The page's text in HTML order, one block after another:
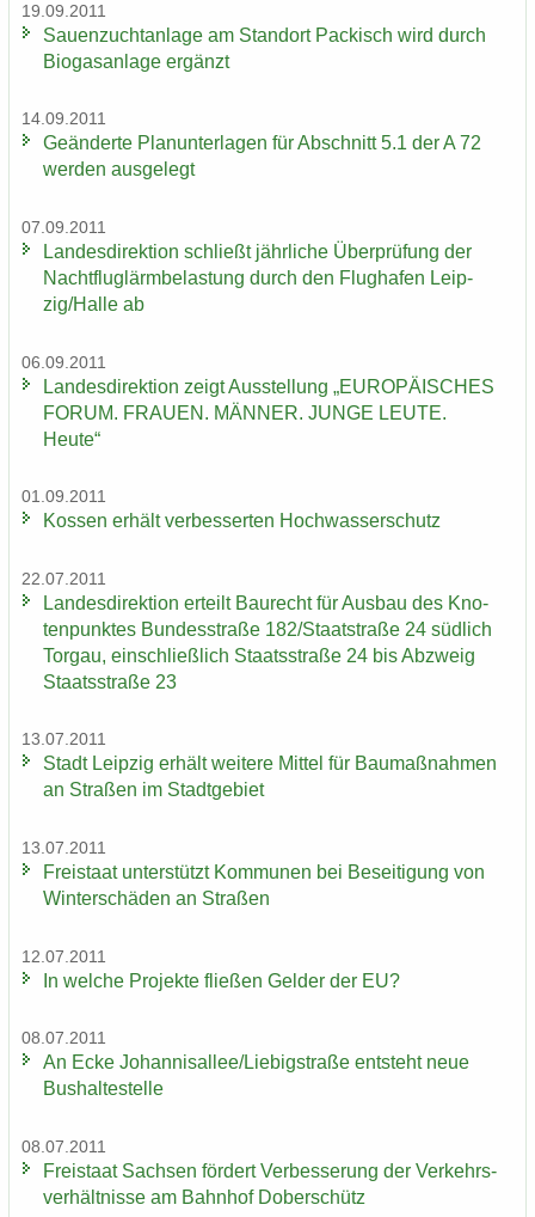
19.09.2011
Sauen­zucht­an­la­ge am Stand­ort Pa­ckisch wird durch
Bio­gas­an­la­ge er­gänzt
14.09.2011
Ge­än­der­te Plan­un­ter­la­gen für Ab­schnitt 5.1 der A 72
wer­den aus­ge­legt
07.09.2011
Lan­des­di­rek­ti­on schließt jähr­li­che Über­prü­fung der
Nacht­flug­lärm­be­las­tung durch den Flug­ha­fen Leip­
zig/Halle ab
06.09.2011
Lan­des­di­rek­ti­on zeigt Aus­stel­lung „EU­RO­PÄI­SCHES
FORUM. FRAU­EN. MÄN­NER. JUNGE LEUTE.
Heute“
01.09.2011
Kos­sen er­hält ver­bes­ser­ten Hoch­was­ser­schutz
22.07.2011
Lan­des­di­rek­ti­on er­teilt Bau­recht für Aus­bau des Kno­
ten­punk­tes Bun­des­stra­ße 182/Staat­stra­ße 24 süd­lich
Tor­gau, ein­schließ­lich Staats­stra­ße 24 bis Ab­zweig
Staats­stra­ße 23
13.07.2011
Stadt Leip­zig er­hält wei­te­re Mit­tel für Bau­maß­nah­men
an Stra­ßen im Stadt­ge­biet
13.07.2011
Frei­staat un­ter­stützt Kom­mu­nen bei Be­sei­ti­gung von
Win­ter­schä­den an Stra­ßen
12.07.2011
In wel­che Pro­jek­te flie­ßen Gel­der der EU?
08.07.2011
An Ecke Jo­han­ni­s­al­lee/Lie­big­stra­ße ent­steht neue
Bus­hal­te­stel­le
08.07.2011
Frei­staat Sach­sen för­dert Ver­bes­se­rung der Ver­kehrs­
ver­hält­nis­se am Bahn­hof Do­ber­schütz